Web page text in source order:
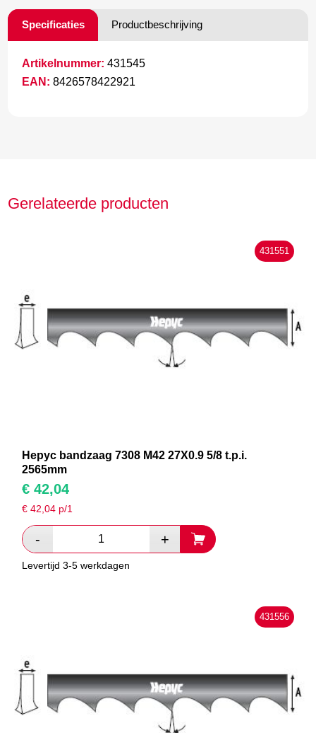
Specificaties Productbeschrijving
Artikelnummer: 431545
EAN: 8426578422921
Gerelateerde producten
431551
Hepyc bandzaag 7308 M42 27X0.9 5/8 t.p.i.
2565mm
€ 42,04
€42,04 p/1
Levertijd 3-5 werkdagen
431556